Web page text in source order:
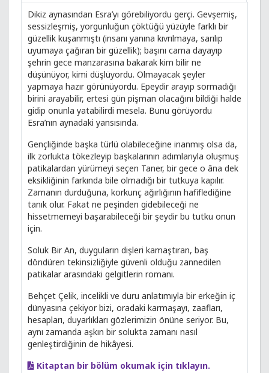
Dikiz aynasından Esra’yı görebiliyordu gerçi. Gevşemiş,
sessizleşmiş, yorgunluğun çöktüğü yüzüyle farklı bir
güzellik kuşanmıştı (insanı yanına kıvrılmaya, sarılıp
uyumaya çağıran bir güzellik); başını cama dayayıp
şehrin gece manzarasına bakarak kim bilir ne
düşünüyor, kimi düşlüyordu. Olmayacak şeyler
yapmaya hazır görünüyordu. Epeydir arayıp sormadığı
birini arayabilir, ertesi gün pişman olacağını bildiği halde
gidip onunla yatabilirdi mesela. Bunu görüyordu
Esra’nın aynadaki yansısında.
Gençliğinde başka türlü olabileceğine inanmış olsa da,
ilk zorlukta tökezleyip başkalarının adımlarıyla oluşmuş
patikalardan yürümeyi seçen Taner, bir gece o âna dek
eksikliğinin farkında bile olmadığı bir tutkuya kapılır.
Zamanın durduğuna, korkunç ağırlığının hafiflediğine
tanık olur. Fakat ne peşinden gidebileceği ne
hissetmemeyi başarabileceği bir şeydir bu tutku onun
için.
Soluk Bir An, duyguların dişleri kamaştıran, baş
döndüren tekinsizliğiyle güvenli olduğu zannedilen
patikalar arasındaki gelgitlerin romanı.
Behçet Çelik, incelikli ve duru anlatımıyla bir erkeğin iç
dünyasına çekiyor bizi, oradaki karmaşayı, zaafları,
hesapları, duyarlıkları gözlerimizin önüne seriyor. Bu,
aynı zamanda aşkın bir solukta zamanı nasıl
genleştirdiğinin de hikâyesi.
Kitaptan bir bölüm okumak için tıklayın.